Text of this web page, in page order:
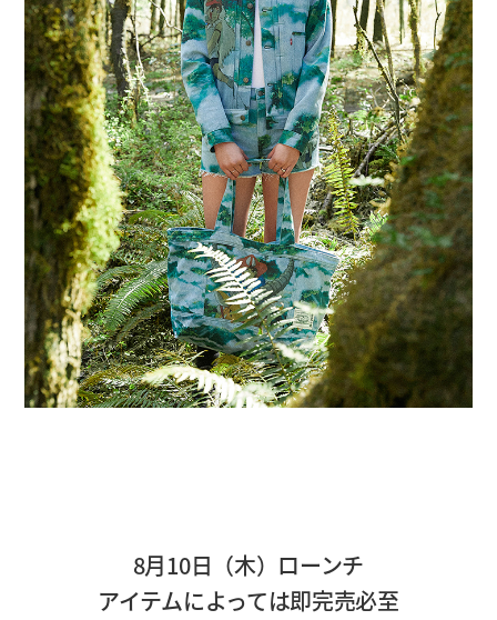
8月10日（木）ローンチ
アイテムによっては即完売必至